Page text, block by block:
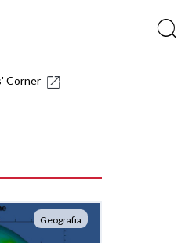
Corner
Geografia